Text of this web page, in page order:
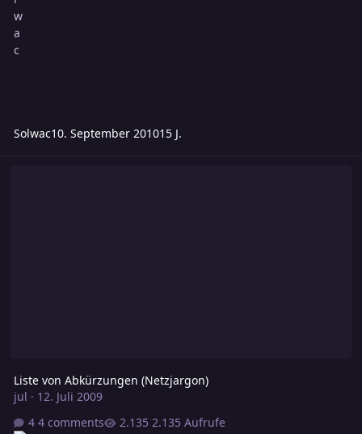
Solwac10. September 201015 J.
Liste von Abkürzungen (Netzjargon)
jul · 12. Juli 2009
4 comments
2.135 Aufrufe